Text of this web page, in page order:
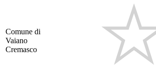
Comune di
Vaiano
Cremasco